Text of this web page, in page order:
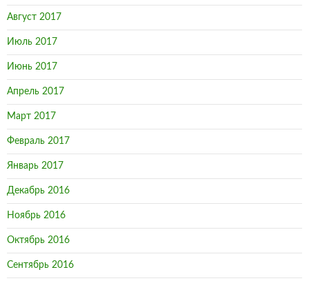
Август 2017
Июль 2017
Июнь 2017
Апрель 2017
Март 2017
Февраль 2017
Январь 2017
Декабрь 2016
Ноябрь 2016
Октябрь 2016
Сентябрь 2016